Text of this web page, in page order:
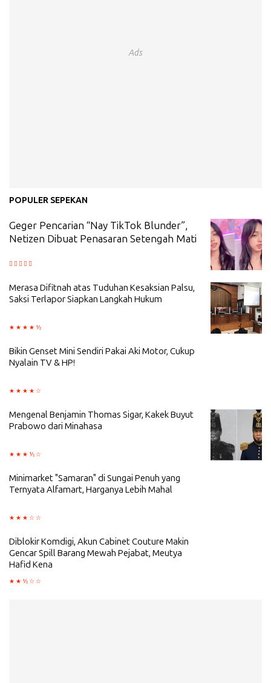
Ads
POPULER SEPEKAN
Geger Pencarian “Nay TikTok Blunder”,
Netizen Dibuat Penasaran Setengah Mati
Merasa Difitnah atas Tuduhan Kesaksian Palsu,
Saksi Terlapor Siapkan Langkah Hukum
Bikin Genset Mini Sendiri Pakai Aki Motor, Cukup
Nyalain TV & HP!
Mengenal Benjamin Thomas Sigar, Kakek Buyut
Prabowo dari Minahasa
Minimarket "Samaran" di Sungai Penuh yang
Ternyata Alfamart, Harganya Lebih Mahal
Diblokir Komdigi, Akun Cabinet Couture Makin
Gencar Spill Barang Mewah Pejabat, Meutya
Hafid Kena